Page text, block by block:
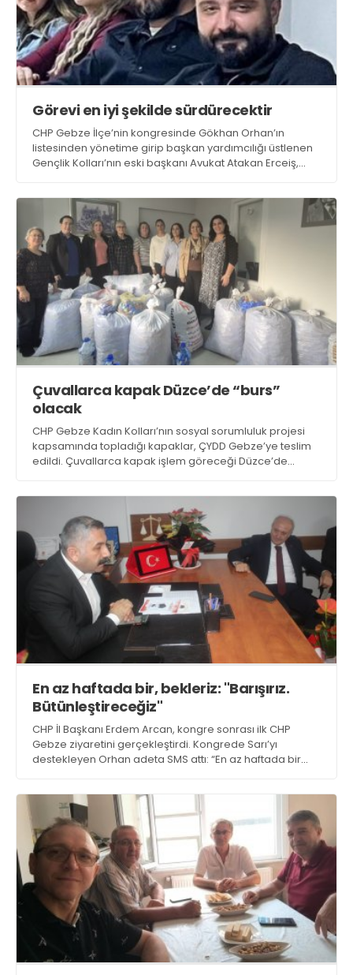
Görevi en iyi şekilde sürdürecektir
CHP Gebze İlçe’nin kongresinde Gökhan Orhan’ın
listesinden yönetime girip başkan yardımcılığı üstlenen
Gençlik Kolları’nın eski başkanı Avukat Atakan Erceiş,
Çuvallarca kapak Düzce’de “burs”
olacak
CHP Gebze Kadın Kolları’nın sosyal sorumluluk projesi
kapsamında topladığı kapaklar, ÇYDD Gebze’ye teslim
edildi. Çuvallarca kapak işlem göreceği Düzce’de
En az haftada bir, bekleriz: "Barışırız.
Bütünleştireceğiz"
CHP İl Başkanı Erdem Arcan, kongre sonrası ilk CHP
Gebze ziyaretini gerçekleştirdi. Kongrede Sarı’yı
destekleyen Orhan adeta SMS attı: “En az haftada bir